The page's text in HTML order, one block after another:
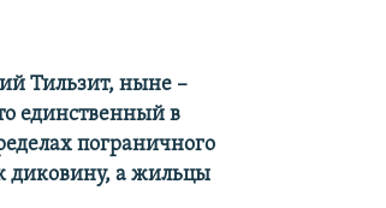
Тильзит, ныне –
единственный в
пограничного
диковину, а жильцы